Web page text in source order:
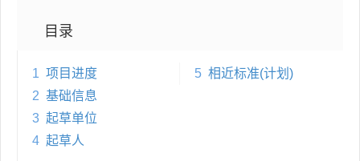
目录
1 项目进度
2 基础信息
3 起草单位
4 起草人
5 相近标准(计划)